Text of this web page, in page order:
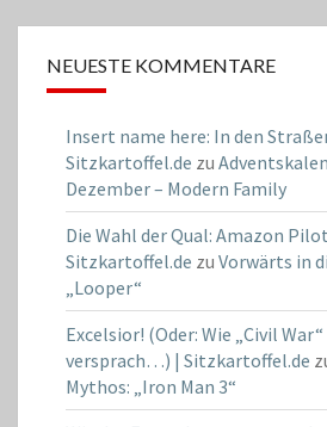
NEUESTE KOMMENTARE
Insert name here: In den
Sitzkartoffel.de zu
Dezember – Modern Family
Die Wahl der Qual: Amazon
Sitzkartoffel.de zu Vorwärts in
„Looper“
Excelsior! (Oder: Wie „Civil
versprach…) | Sitzkartoffel.de
Mythos: „Iron Man 3“